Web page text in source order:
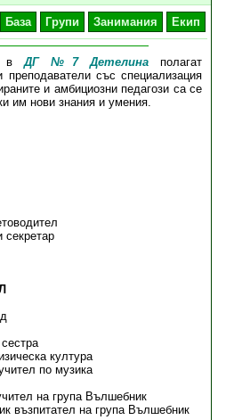
База Групи Занимания Екип
вДГ №7 Детелина
полагат
преподаватели със специализация
и амбициозни педагози са се
им нови знания и умения.
култура
по музика
на група Вълшебник
възпитател на група Вълшебник